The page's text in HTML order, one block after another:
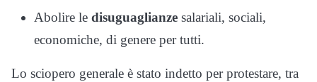
Abolire le disuguaglianze salariali, sociali,
economiche, di genere per tutti.
Lo sciopero generale è stato indetto per protestare, tra